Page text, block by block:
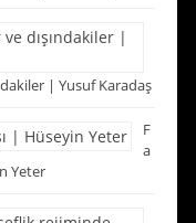
| Yusuf Karadaş
F
a
Yeter